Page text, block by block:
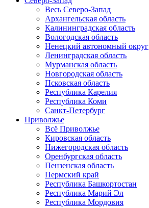
Весь Северо-Запад
Архангельская область
Калининградская область
Вологодская область
Ненецкий автономный округ
Ленинградская область
Мурманская область
Новгородская область
Псковская область
Республика Карелия
Республика Коми
Санкт-Петербург
Приволжье
Всё Приволжье
Кировская область
Нижегородская область
Оренбургская область
Пензенская область
Пермский край
Республика Башкортостан
Республика Марий Эл
Республика Мордовия